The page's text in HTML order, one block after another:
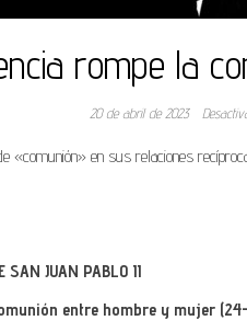
rompe la
20 de abril de 2023
«comunión» en sus relaciones
SAN JUAN PABLO II
entre hombre y mujer